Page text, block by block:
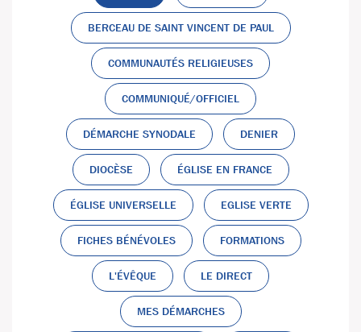
BERCEAU DE SAINT VINCENT DE PAUL
COMMUNAUTÉS RELIGIEUSES
COMMUNIQUÉ/OFFICIEL
DÉMARCHE SYNODALE DENIER
DIOCÈSE ÉGLISE EN FRANCE
ÉGLISE UNIVERSELLE EGLISE VERTE
FICHES BÉNÉVOLES FORMATIONS
L'ÉVÊQUE LE DIRECT
MES DÉMARCHES